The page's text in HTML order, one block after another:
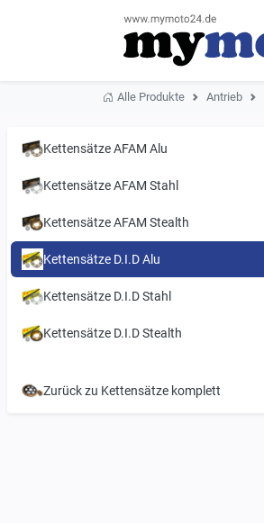
Alle Produkte Antrieb
Kettensätze AFAM Alu
Kettensätze AFAM Stahl
Kettensätze AFAM Stealth
Kettensätze D.I.D Alu
Kettensätze D.I.D Stahl
Kettensätze D.I.D Stealth
Zurück zu Kettensätze komplett